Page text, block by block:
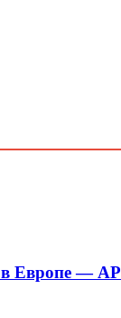
в Европе — AP